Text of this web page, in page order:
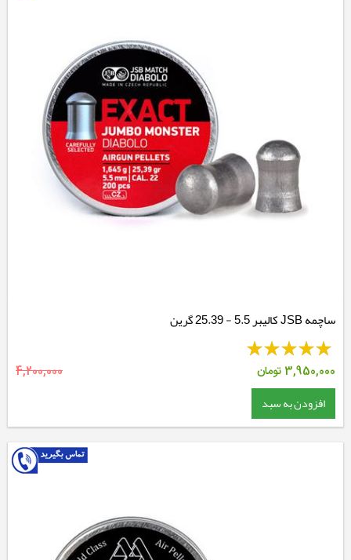
ساچمه JSB کالیبر 5.5 - 25.39 گرین
3,950,000تومان 4,200,000
افزودن به سبد